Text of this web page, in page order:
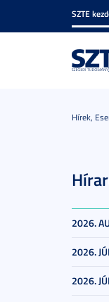
SZTE
Hírek,
2026.
2026.
2026.